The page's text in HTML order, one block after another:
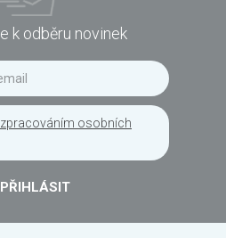
k odběru novinek
zpracováním osobních
PŘIHLÁSIT